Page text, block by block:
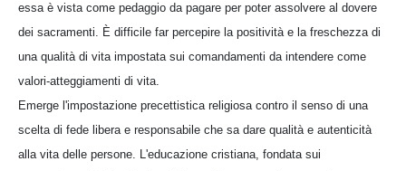
essa è vista come pedaggio da pagare per poter assolvere al dovere
dei sacramenti. È difficile far percepire la positività e la freschezza di
una qualità di vita impostata sui comandamenti da intendere come
valori-atteggiamenti di vita.
Emerge l'impostazione precettistica religiosa contro il senso di una
scelta di fede libera e responsabile che sa dare qualità e autenticità
alla vita delle persone. L'educazione cristiana, fondata sui